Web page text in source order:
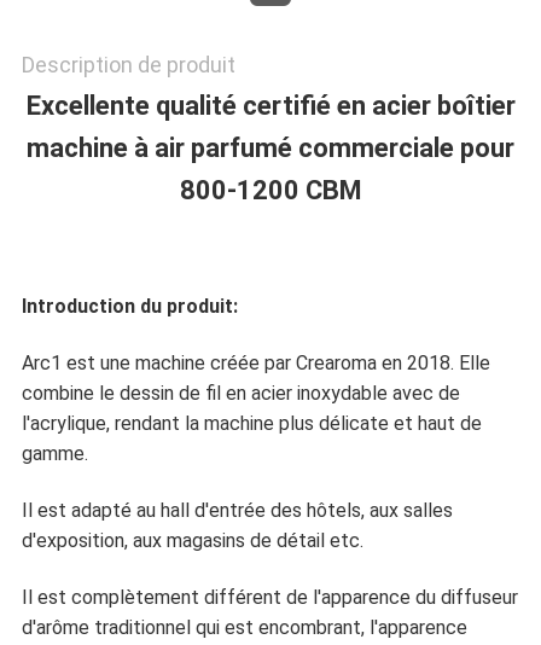
DU
SITE
CONFIDENTIALITÉ
Description de produit
Excellente qualité certifié en acier boîtier
machine à air parfumé commerciale pour
800-1200 CBM
Introduction du produit:
Arc1 est une machine créée par Crearoma en 2018. Elle
combine le dessin de fil en acier inoxydable avec de
l'acrylique, rendant la machine plus délicate et haut de
gamme.
Il est adapté au hall d'entrée des hôtels, aux salles
d'exposition, aux magasins de détail etc.
Il est complètement différent de l'apparence du diffuseur
d'arôme traditionnel qui est encombrant, l'apparence